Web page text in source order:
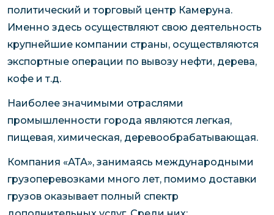
политический и торговый центр Камеруна.
Именно здесь осуществляют свою деятельность
крупнейшие компании страны, осуществляются
экспортные операции по вывозу нефти, дерева,
кофе и т.д.
Наиболее значимыми отраслями
промышленности города являются легкая,
пищевая, химическая, деревообрабатывающая.
Компания «АТА», занимаясь международными
грузоперевозками много лет, помимо доставки
грузов оказывает полный спектр